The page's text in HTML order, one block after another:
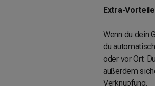
Extra-
Wenn du dein
du
oder vor Ort.
außerdem
Verknüpfung.